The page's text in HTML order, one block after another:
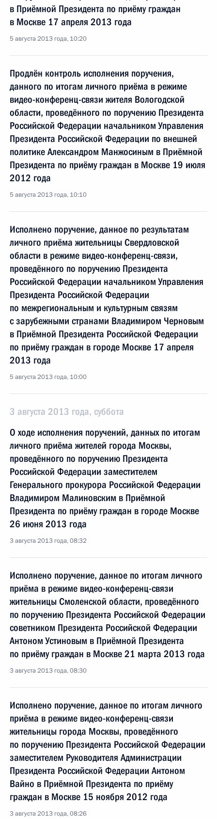
в Приёмной Президента по приёму граждан
в Москве 17 апреля 2013 года
5 августа 2013 года, 10:20
Продлён контроль исполнения поручения,
данного по итогам личного приёма в режиме
видео-конференц-связи жителя Вологодской
области, проведённого по поручению Президента
Российской Федерации начальником Управления
Президента Российской Федерации по внешней
политике Александром Манжосиным в Приёмной
Президента по приёму граждан в Москве 19 июля
2012 года
5 августа 2013 года, 10:10
Исполнено поручение, данное по результатам
личного приёма жительницы Свердловской
области в режиме видео-конференц-связи,
проведённого по поручению Президента
Российской Федерации начальником Управления
Президента Российской Федерации
по межрегиональным и культурным связям
с зарубежными странами Владимиром Черновым
в Приёмной Президента Российской Федерации
по приёму граждан в городе Москве 17 апреля
2013 года
5 августа 2013 года, 10:00
3 августа 2013 года, суббота
О ходе исполнения поручений, данных по итогам
личного приёма жителей города Москвы,
проведённого по поручению Президента
Российской Федерации заместителем
Генерального прокурора Российской Федерации
Владимиром Малиновским в Приёмной
Президента по приёму граждан в городе Москве
26 июня 2013 года
3 августа 2013 года, 08:32
Исполнено поручение, данное по итогам личного
приёма в режиме видео-конференц-связи
жительницы Смоленской области, проведённого
по поручению Президента Российской Федерации
советником Президента Российской Федерации
Антоном Устиновым в Приёмной Президента
по приёму граждан в Москве 21 марта 2013 года
3 августа 2013 года, 08:30
Исполнено поручение, данное по итогам личного
приёма в режиме видео-конференц-связи
жительницы города Москвы, проведённого
по поручению Президента Российской Федерации
заместителем Руководителя Администрации
Президента Российской Федерации Антоном
Вайно в Приёмной Президента по приёму
граждан в Москве 15 ноября 2012 года
3 августа 2013 года, 08:26